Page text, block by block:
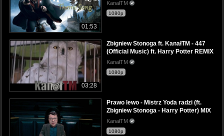
01:53
KanałTM
1080p
03:28
Zbigniew Stonoga ft. KanałTM - 447
(Official Music) ft. Harry Potter REMIX
KanałTM
1080p
Prawo lewo - Mistrz Yoda radzi (ft.
Zbigniew Stonoga - Harry Potter) MIX
KanałTM
1080p